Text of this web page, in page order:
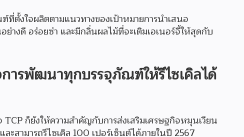
ตั้งใจผลิตตามแนวทางของเป้าหมายการนำเสนอ
งดี อร่อยซ่า และมีกลิ่นผลไม้ที่จะเติมเอเนอร์จี้ให้สุดกับ
รพัฒนาทุกบรรจุภัณฑ์ให้รีไซเคิลได้
ก็ยังให้ความสำคัญกับการส่งเสริมเศรษฐกิจหมุนเวียน
สามารถรีไซเคิล 100 เปอร์เซ็นต์ได้ภายในปี 2567